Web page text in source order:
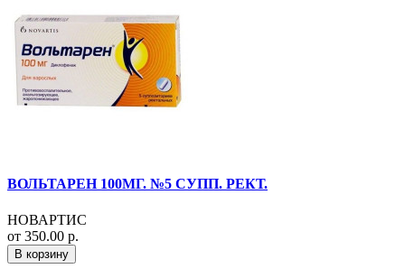
ВОЛЬТАРЕН 100МГ. №5 СУПП. РЕКТ.
НОВАРТИС
от 350.00 р.
В корзину